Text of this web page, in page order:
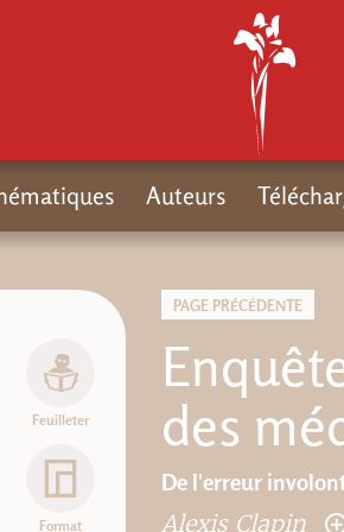
PAGE PRÉCÉDENTE
des
De l'erreur
Alexis Clapin
Feuilleter
Format
Auteurs